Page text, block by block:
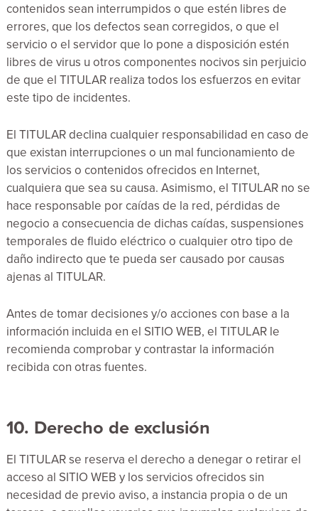
contenidos sean interrumpidos o que estén libres de
errores, que los defectos sean corregidos, o que el
servicio o el servidor que lo pone a disposición estén
libres de virus u otros componentes nocivos sin perjuicio
de que el TITULAR realiza todos los esfuerzos en evitar
este tipo de incidentes.
El TITULAR declina cualquier responsabilidad en caso de
que existan interrupciones o un mal funcionamiento de
los servicios o contenidos ofrecidos en Internet,
cualquiera que sea su causa. Asimismo, el TITULAR no se
hace responsable por caídas de la red, pérdidas de
negocio a consecuencia de dichas caídas, suspensiones
temporales de fluido eléctrico o cualquier otro tipo de
daño indirecto que te pueda ser causado por causas
ajenas al TITULAR.
Antes de tomar decisiones y/o acciones con base a la
información incluida en el SITIO WEB, el TITULAR le
recomienda comprobar y contrastar la información
recibida con otras fuentes.
10. Derecho de exclusión
El TITULAR se reserva el derecho a denegar o retirar el
acceso al SITIO WEB y los servicios ofrecidos sin
necesidad de previo aviso, a instancia propia o de un